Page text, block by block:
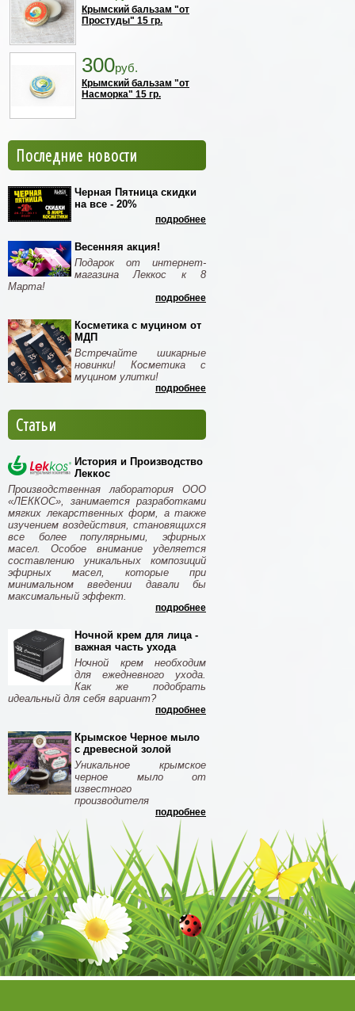
Крымский бальзам "от
Простуды" 15 гр.
300руб.
Крымский бальзам "от
Насморка" 15 гр.
Последние новости
Черная Пятница скидки
на все - 20%
подробнее
Весенняя акция!
Подарок от интернет-
магазина Леккос к 8
Марта!
подробнее
Косметика с муцином от
МДП
Встречайте шикарные
новинки! Косметика с
муцином улитки!
подробнее
Статьи
История и Производство
Леккос
Производственная лаборатория ООО
«ЛЕККОС», занимается разработками
мягких лекарственных форм, а также
изучением воздействия, становящихся
все более популярными, эфирных
масел. Особое внимание уделяется
составлению уникальных композиций
эфирных масел, которые при
минимальном введении давали бы
максимальный эффект.
подробнее
Ночной крем для лица -
важная часть ухода
Ночной крем необходим
для ежедневного ухода.
Как же подобрать
идеальный для себя вариант?
подробнее
Крымское Черное мыло
с древесной золой
Уникальное крымское
черное мыло от
известного
производителя
подробнее